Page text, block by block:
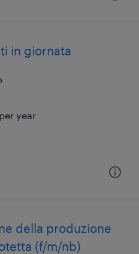
in giornata
year
della produzione
(f/m/nb)